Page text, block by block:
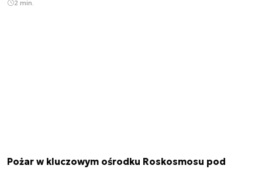
2 min.
Pożar w kluczowym ośrodku Roskosmosu pod